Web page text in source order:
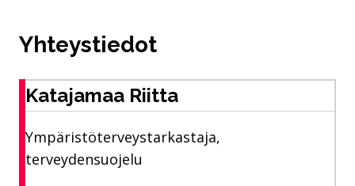
Yhteystiedot
Katajamaa Riitta
Ympäristöterveystarkastaja,
terveydensuojelu